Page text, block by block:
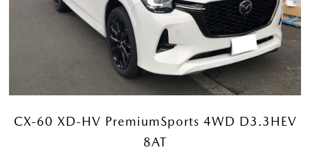
CX-60 XD-HV PremiumSports 4WD D3.3HEV
8AT